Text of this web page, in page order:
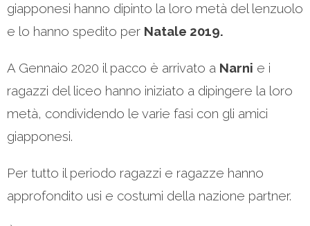
giapponesi hanno dipinto la loro metà del lenzuolo
e lo hanno spedito per Natale 2019.
A Gennaio 2020 il pacco è arrivato a Narni e i
ragazzi del liceo hanno iniziato a dipingere la loro
metà, condividendo le varie fasi con gli amici
giapponesi.
Per tutto il periodo ragazzi e ragazze hanno
approfondito usi e costumi della nazione partner.